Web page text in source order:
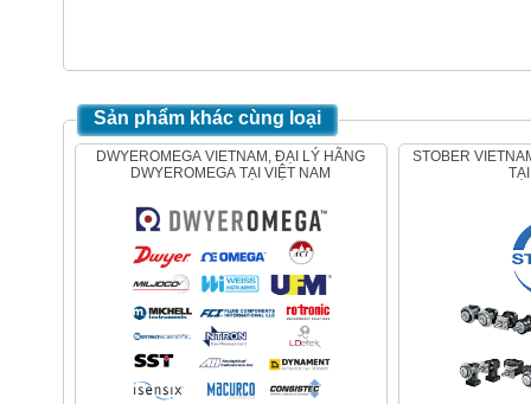
Sản phẩm khác cùng loại
DWYEROMEGA VIETNAM, ĐẠI LÝ HÃNG
DWYEROMEGA TẠI VIỆT NAM
STOBER VIETNAM, ĐẠI LÝ HÃNG STOBER